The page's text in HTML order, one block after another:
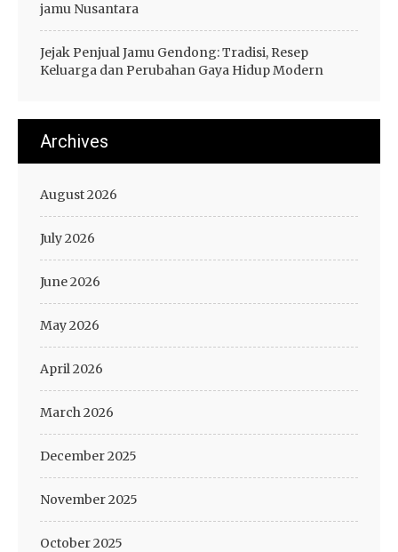
jamu Nusantara
Jejak Penjual Jamu Gendong: Tradisi, Resep
Keluarga dan Perubahan Gaya Hidup Modern
Archives
August 2026
July 2026
June 2026
May 2026
April 2026
March 2026
December 2025
November 2025
October 2025